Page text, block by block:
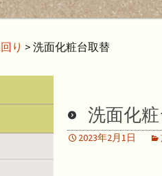
り > 洗面化粧台取替
洗面化
2023年2月1日